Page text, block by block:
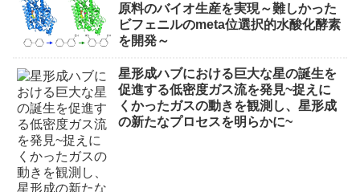
原料のバイオ生産を実現～難しかった
ビフェニルのmeta位選択的水酸化酵素
を開発～
星形成ハブにおける巨大な星の誕生を
促進する低密度ガス流を発見~捉えに
くかったガスの動きを観測し、星形成
の新たなプロセスを明らかに~